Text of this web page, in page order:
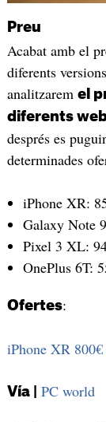
Preu
Acabat amb el
diferents
analitzarem el
diferents
després es
determinades
iPhone XR:
Galaxy Note
Pixel 3 XL:
OnePlus 6T:
Ofertes:
iPhone XR 800€
Vía | PC world